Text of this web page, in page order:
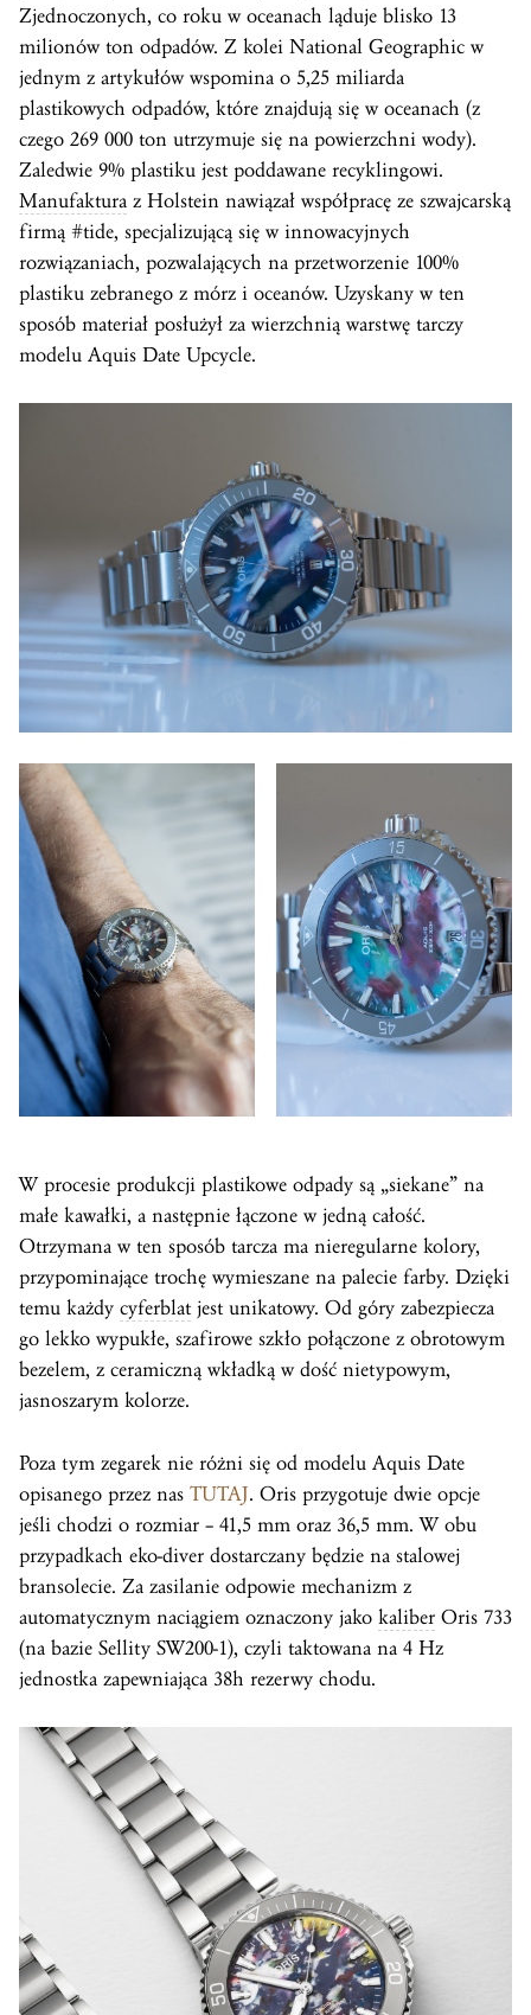
Zjednoczonych, co roku w oceanach ląduje blisko 13
milionów ton odpadów. Z kolei National Geographic w
jednym z artykułów wspomina o 5,25 miliarda
plastikowych odpadów, które znajdują się w oceanach (z
czego 269 000 ton utrzymuje się na powierzchni wody).
Zaledwie 9% plastiku jest poddawane recyklingowi.
Manufaktura z Holstein nawiązał współpracę ze szwajcarską
firmą #tide, specjalizującą się w innowacyjnych
rozwiązaniach, pozwalających na przetworzenie 100%
plastiku zebranego z mórz i oceanów. Uzyskany w ten
sposób materiał posłużył za wierzchnią warstwę tarczy
modelu Aquis Date Upcycle.
W procesie produkcji plastikowe odpady są „siekane” na
małe kawałki, a następnie łączone w jedną całość.
Otrzymana w ten sposób tarcza ma nieregularne kolory,
przypominające trochę wymieszane na palecie farby. Dzięki
temu każdy cyferblatjest unikatowy. Od góry zabezpiecza
go lekko wypukłe, szafirowe szkło połączone z obrotowym
bezelem, z ceramiczną wkładką w dość nietypowym,
jasnoszarym kolorze.
Poza tym zegarek nie różni się od modelu Aquis Date
opisanego przez nas TUTAJ. Oris przygotuje dwie opcje
jeśli chodzi o rozmiar – 41,5 mm oraz 36,5 mm. W obu
przypadkach eko-diver dostarczany będzie na stalowej
bransolecie. Za zasilanie odpowie mechanizm z
automatycznym naciągiem oznaczony jako kaliber Oris 733
(na bazie Sellity SW200-1), czyli taktowana na 4 Hz
jednostka zapewniająca 38h rezerwy chodu.